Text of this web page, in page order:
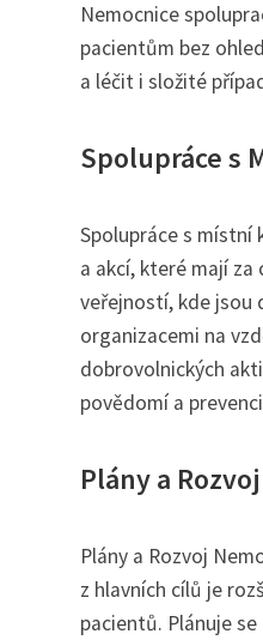
Nemocnice
pacientům bez
a léčit i složité
Spolupráce s
Spolupráce s místní
a akcí, které mají
veřejností, kde jsou
organizacemi na
dobrovolnických
povědomí a
Plány a
Plány a Rozvoj
z hlavních cílů je
pacientů. Plánuje